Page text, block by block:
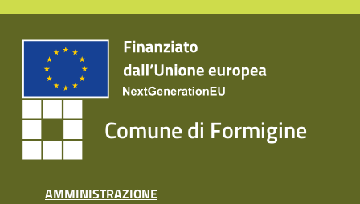
Comune di Formigine
AMMINISTRAZIONE